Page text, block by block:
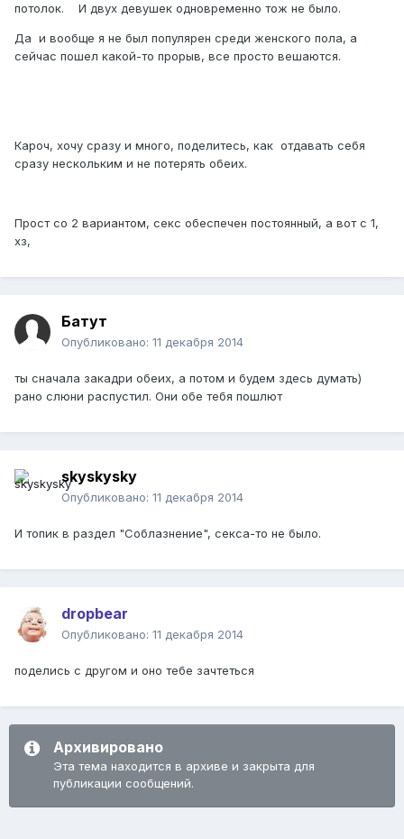
потолок. И двух девушек одновременно тож не было.
Да и вообще я не был популярен среди женского пола, а
сейчас пошел какой-то прорыв, все просто вешаются.
Кароч, хочу сразу и много, поделитесь, как отдавать себя
сразу нескольким и не потерять обеих.
Прост со 2 вариантом, секс обеспечен постоянный, а вот с 1,
хз,
Батут
Опубликовано: 11 декабря 2014
ты сначала закадри обеих, а потом и будем здесь думать)
рано слюни распустил. Они обе тебя пошлют
skyskysky
Опубликовано: 11 декабря 2014
И топик в раздел "Соблазнение", секса-то не было.
dropbear
Опубликовано: 11 декабря 2014
поделись с другом и оно тебе зачтеться
Архивировано
Эта тема находится в архиве и закрыта для
публикации сообщений.